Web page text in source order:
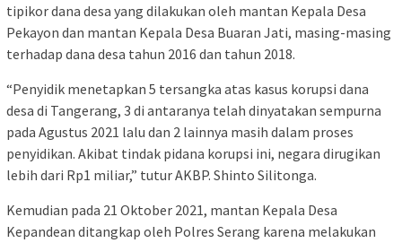
tipikor dana desa yang dilakukan oleh mantan Kepala Desa
Pekayon dan mantan Kepala Desa Buaran Jati, masing-masing
terhadap dana desa tahun 2016 dan tahun 2018.
“Penyidik menetapkan 5 tersangka atas kasus korupsi dana
desa di Tangerang, 3 di antaranya telah dinyatakan sempurna
pada Agustus 2021 lalu dan 2 lainnya masih dalam proses
penyidikan. Akibat tindak pidana korupsi ini, negara dirugikan
lebih dari Rp1 miliar,” tutur AKBP. Shinto Silitonga.
Kemudian pada 21 Oktober 2021, mantan Kepala Desa
Kepandean ditangkap oleh Polres Serang karena melakukan